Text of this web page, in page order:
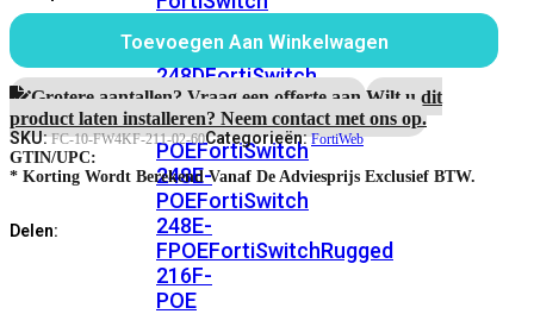
FPOEFortiSwitch
248DFortiSwitch
224EFortiswitch
224E-
POEFortiSwitch
248E-
POEFortiSwitch
248E-
FPOEFortiSwitchRugged
216F-
POE
jaar
4-
uur
Hardware
RMA
Service
aantal
Toevoegen Aan Winkelwagen
Grotere aantallen? Vraag een offerte aan.Wilt u dit
product laten installeren? Neem contact met ons op.
SKU:FC-10-FW4KF-211-02-60Categorieën:FortiWeb
GTIN/UPC:
* Korting Wordt Berekend Vanaf De Adviesprijs Exclusief BTW.
Delen: